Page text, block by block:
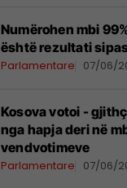
Numërohen mbi
është rezultati
Parlamentare 07/06/
Kosova votoi -
nga hapja deri në
vendvotimeve
Parlamentare 07/06/